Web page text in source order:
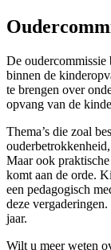
De oudercommissie
binnen de
te brengen over
opvang van de
Thema’s die zoal
Maar ook
komt aan de orde.
een pedagogisch
deze
jaar.
Wilt u meer weten